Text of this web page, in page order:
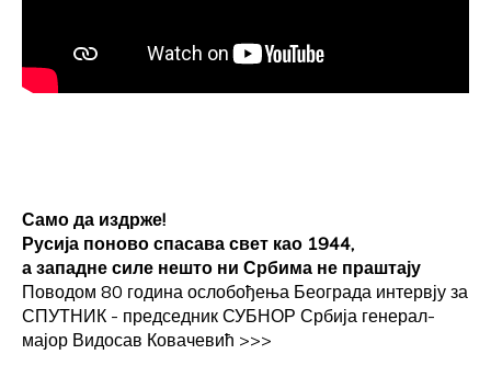
Само да издрже!
Русија поново спасава свет као 1944,
а западне силе нешто ни Србима не праштају
Поводом 80 година ослобођења Београда интервју за
СПУТНИК - председник СУБНОР Србија генерал-
мајор Видосав Ковачевић >>>